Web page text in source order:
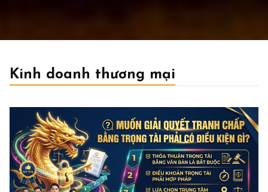
Kinh doanh thương mại